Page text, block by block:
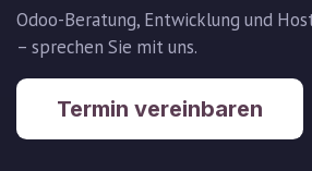
Odoo-Beratung, Entwicklung und
– sprechen Sie mit uns.
Termin vereinbaren